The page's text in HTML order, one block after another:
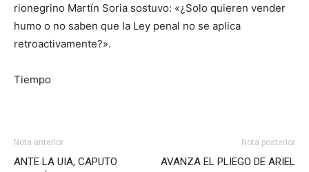
rionegrino Martín Soria sostuvo: «¿Solo quieren vender
humo o no saben que la Ley penal no se aplica
retroactivamente?».
Tiempo
Nota anterior
ANTE LA UIA, CAPUTO
Nota posterior
AVANZA EL PLIEGO DE ARIEL